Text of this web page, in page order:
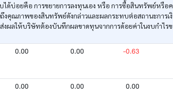
ด้บ่อยคือ การขยายการลงทุนเอง หรือ การซื้อสินทรัพย์หรื
คุณภาพของสินทรัพย์ดังกล่าวและผลกระทบต่อสถานะการเ
ลให้บริษัทต้องบันทึกผลขาดทุนจากการด้อยค่าในงบกำไร
0.00 0.00 -0.63
0.00 0.00 0.00